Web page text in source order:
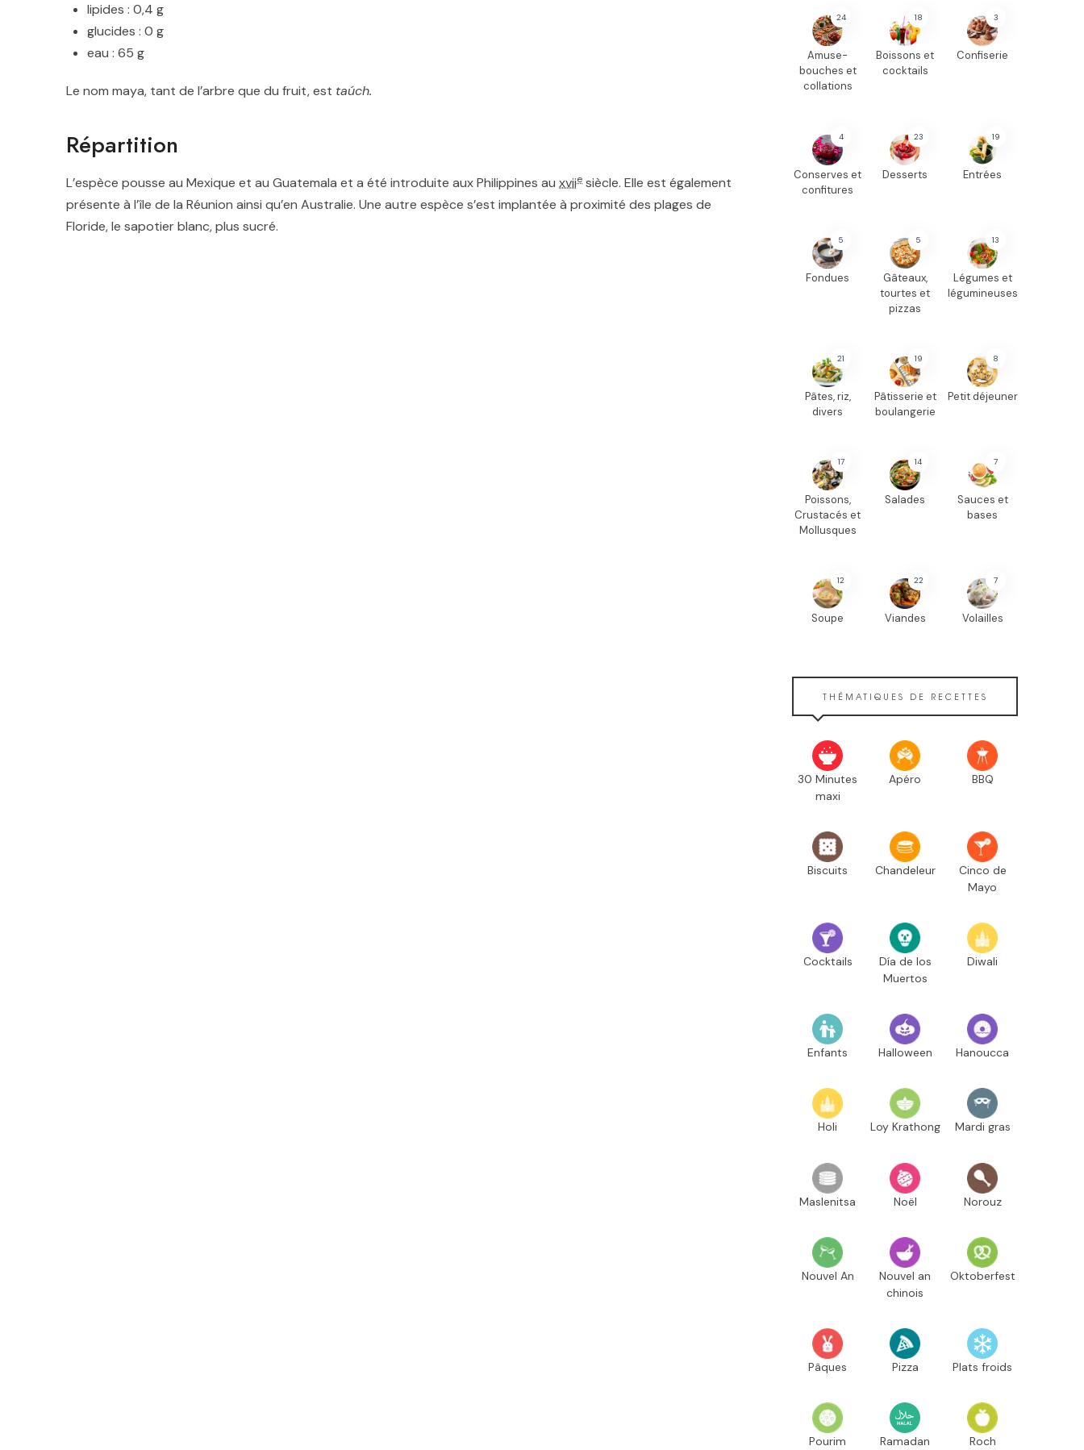
lipides : 0,4 g
glucides : 0 g
eau : 65 g
Le nom maya, tant de l’arbre que du fruit, est taúch.
Répartition
L’espèce pousse au Mexique et au Guatemala et a été introduite aux Philippines au xviie siècle. Elle est également
présente à l’île de la Réunion ainsi qu’en Australie. Une autre espèce s’est implantée à proximité des plages de
Floride, le sapotier blanc, plus sucré.
24
Amuse-
bouches et
collations
18
Boissons et
cocktails
3
Confiserie
4
Conserves et
confitures
23
Desserts
19
Entrées
5
Fondues
5
Gâteaux,
tourtes et
pizzas
13
Légumes et
légumineuses
21
Pâtes, riz,
divers
19
Pâtisserie et
boulangerie
8
Petit déjeuner
17
Poissons,
Crustacés et
Mollusques
14
Salades
7
Sauces et
bases
12
Soupe
22
Viandes
7
Volailles
THÉMATIQUES DE RECETTES
30 Minutes
maxi
Apéro BBQ
Biscuits Chandeleur
Cinco de
Mayo
Cocktails
Día de los
Muertos
Diwali
Enfants Halloween Hanoucca
Holi Loy Krathong Mardi gras
Maslenitsa Noël Norouz
Nouvel An
Nouvel an
chinois
Oktoberfest
Pâques Pizza Plats froids
Pourim Ramadan Roch